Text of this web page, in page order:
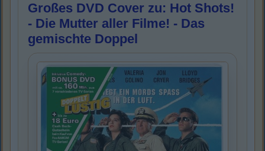
Großes DVD Cover zu: Hot Shots!
- Die Mutter aller Filme! - Das
gemischte Doppel